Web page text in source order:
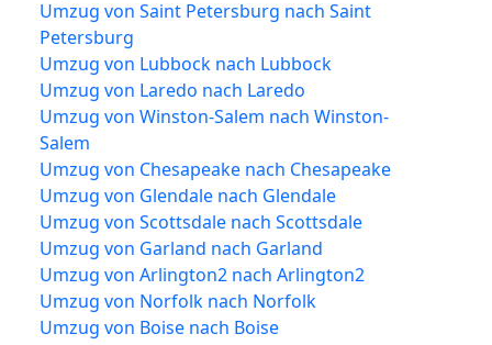
Umzug von Saint Petersburg nach Saint
Petersburg
Umzug von Lubbock nach Lubbock
Umzug von Laredo nach Laredo
Umzug von Winston-Salem nach Winston-
Salem
Umzug von Chesapeake nach Chesapeake
Umzug von Glendale nach Glendale
Umzug von Scottsdale nach Scottsdale
Umzug von Garland nach Garland
Umzug von Arlington2 nach Arlington2
Umzug von Norfolk nach Norfolk
Umzug von Boise nach Boise